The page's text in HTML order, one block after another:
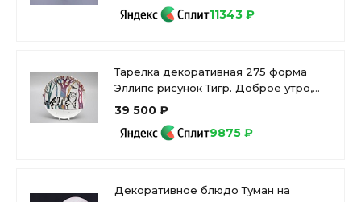
11343 ₽
Тарелка декоративная 275 форма
Эллипс рисунок Тигр. Доброе утро,
арт. 80.39711.00.1
39 500 ₽
9875 ₽
Декоративное блюдо Туман на